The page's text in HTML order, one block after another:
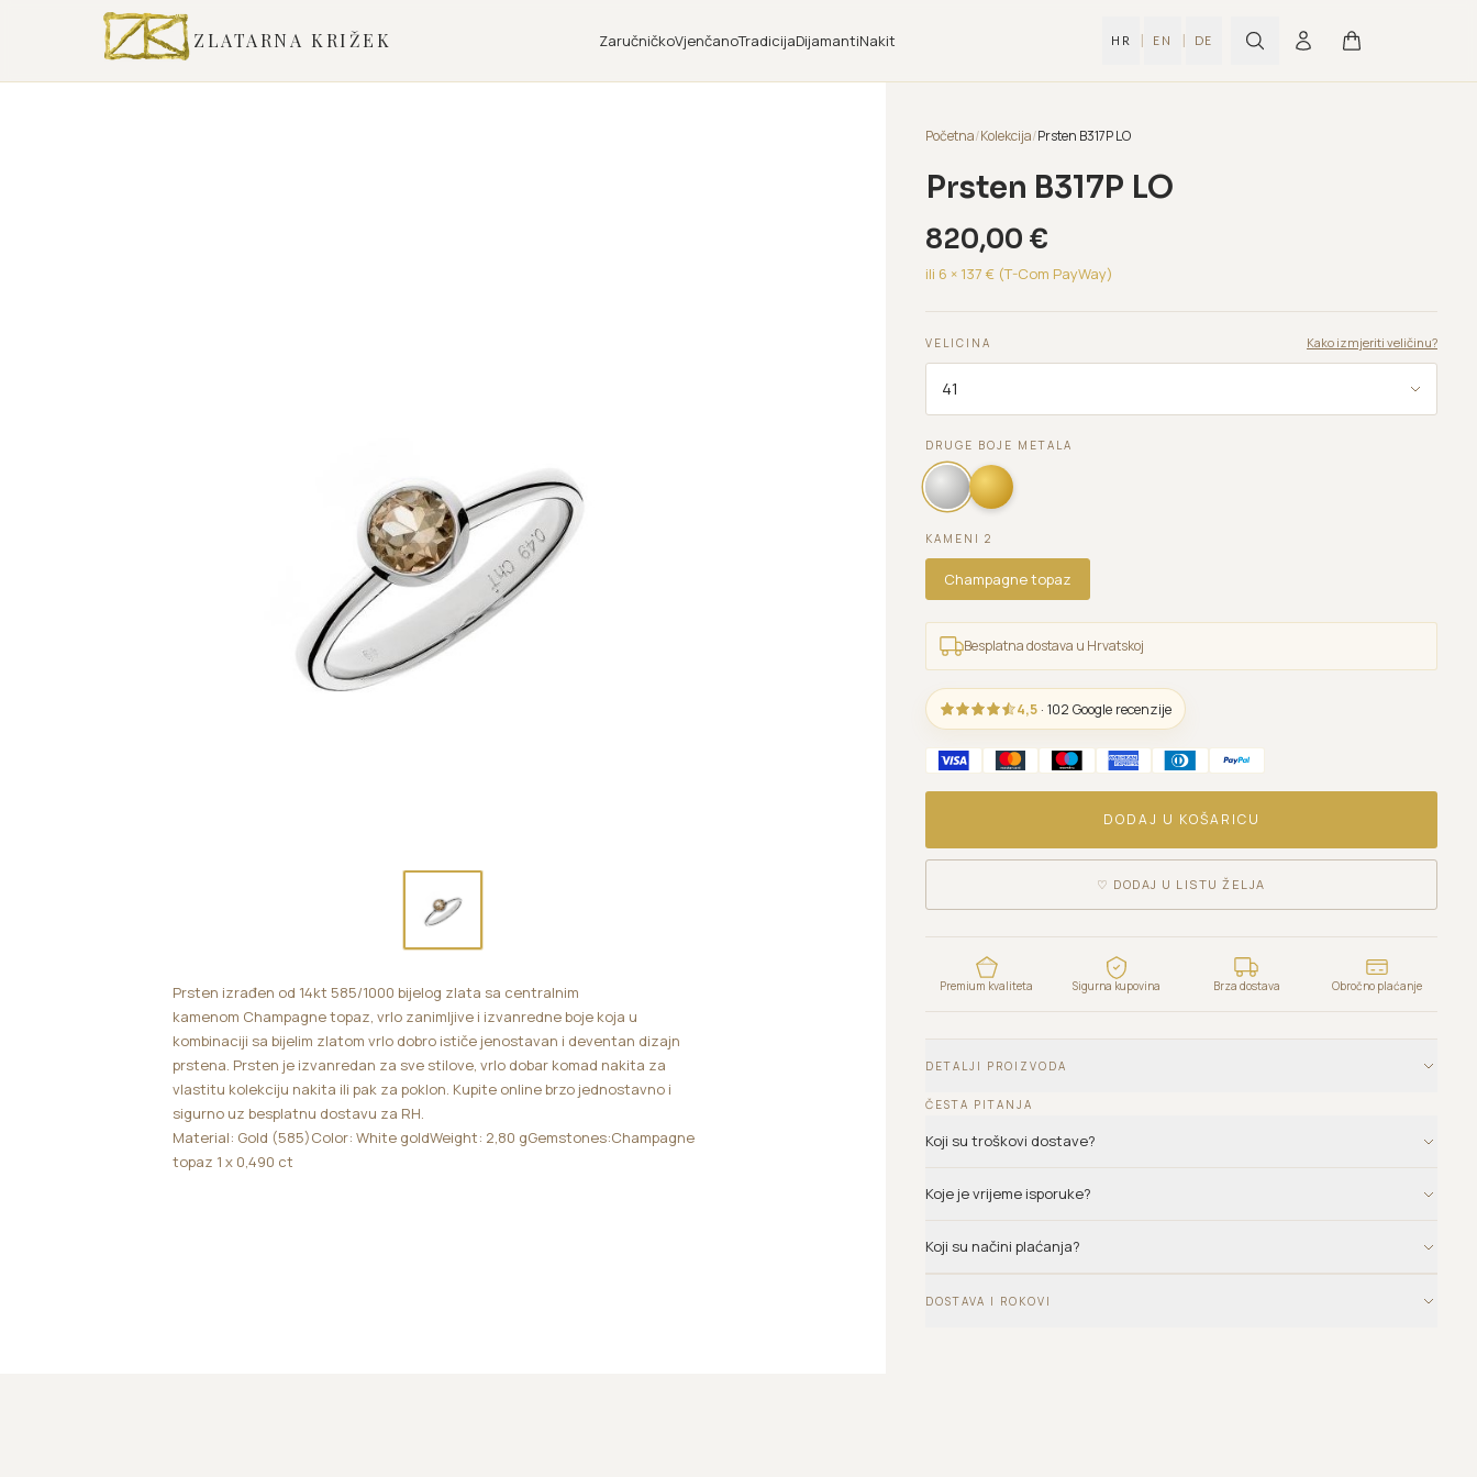
ZLATARNA KRIŽEK ZaručničkoVjenčanoTradicijaDijamantiNakit HR | EN | DE
Prsten izrađen od 14kt 585/1000 bijelog zlata sa centralnim
kamenom Champagne topaz, vrlo zanimljive i izvanredne boje koja u
kombinaciji sa bijelim zlatom vrlo dobro ističe jenostavan i deventan dizajn
prstena. Prsten je izvanredan za sve stilove, vrlo dobar komad nakita za
vlastitu kolekciju nakita ili pak za poklon. Kupite online brzo jednostavno i
sigurno uz besplatnu dostavu za RH.
Material: Gold (585)Color: White goldWeight: 2,80 gGemstones:Champagne
topaz 1 x 0,490 ct
Početna/Kolekcija/Prsten B317P LO
Prsten B317P LO
820,00 €
ili 6 × 137 € (T-Com PayWay)
VELICINA Kako izmjeriti veličinu?
DRUGE BOJE METALA
KAMENI 2
Champagne topaz
Besplatna dostava u Hrvatskoj
4,5 · 102 Google recenzije
DODAJ U KOŠARICU
♡ DODAJ U LISTU ŽELJA
Premium kvaliteta Sigurna kupovina Brza dostava Obročno plaćanje
DETALJI PROIZVODA
ČESTA PITANJA
Koji su troškovi dostave?
Koje je vrijeme isporuke?
Koji su načini plaćanja?
DOSTAVA I ROKOVI